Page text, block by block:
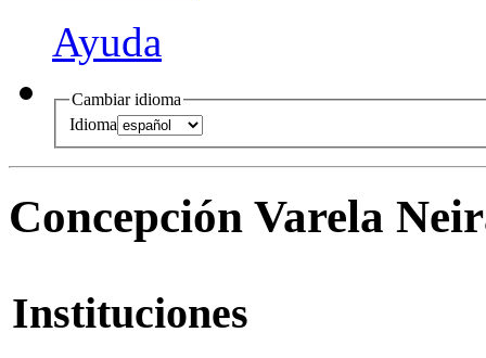
Ayuda
Cambiar idioma
Idioma
Concepción Varela
Instituciones